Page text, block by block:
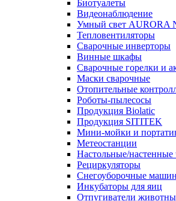
Биотуалеты
Видеонаблюдение
Умный свет AURORA
Тепловентиляторы
Сварочные инверторы
Винные шкафы
Сварочные горелки и
Маски сварочные
Отопительные
Роботы-пылесосы
Продукция Biolatic
Продукция SITITEK
Мини-мойки и
Метеостанции
Настольные/настенные
Рециркуляторы
Снегоуборочные
Инкубаторы для яиц
Отпугиватели